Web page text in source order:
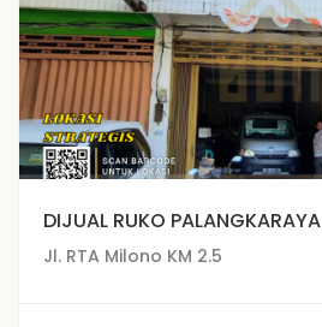
DIJUAL RUKO PALANGKARAYA
Jl. RTA Milono KM 2.5